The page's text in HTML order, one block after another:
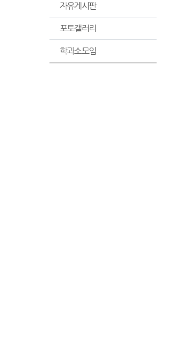
자유게시판
포토갤러리
학과소모임